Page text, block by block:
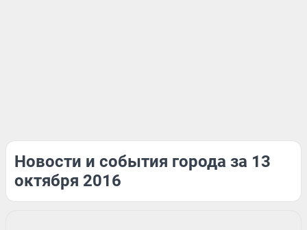
Новости и события города за 13
октября 2016